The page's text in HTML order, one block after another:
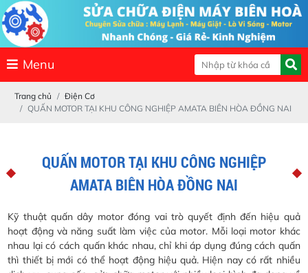
Menu
Trang chủ
Điện Cơ
QUẤN MOTOR TẠI KHU CÔNG NGHIỆP AMATA BIÊN HÒA ĐỒNG NAI
QUẤN MOTOR TẠI KHU CÔNG NGHIỆP
AMATA BIÊN HÒA ĐỒNG NAI
Kỹ thuật quấn dây motor đóng vai trò quyết định đến hiệu quả
hoạt động và năng suất làm việc của motor. Mỗi loại motor khác
nhau lại có cách quấn khác nhau, chỉ khi áp dụng đúng cách quấn
thì thiết bị mới có thể hoạt động hiệu quả. Hiện nay có rất nhiều